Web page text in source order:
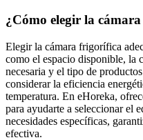
¿Cómo elegir la
Elegir la cámara frigorífica
como el espacio disponible, la
necesaria y el tipo de
considerar la eficiencia
temperatura. En eHoreka,
para ayudarte a seleccionar el
necesidades específicas,
efectiva.